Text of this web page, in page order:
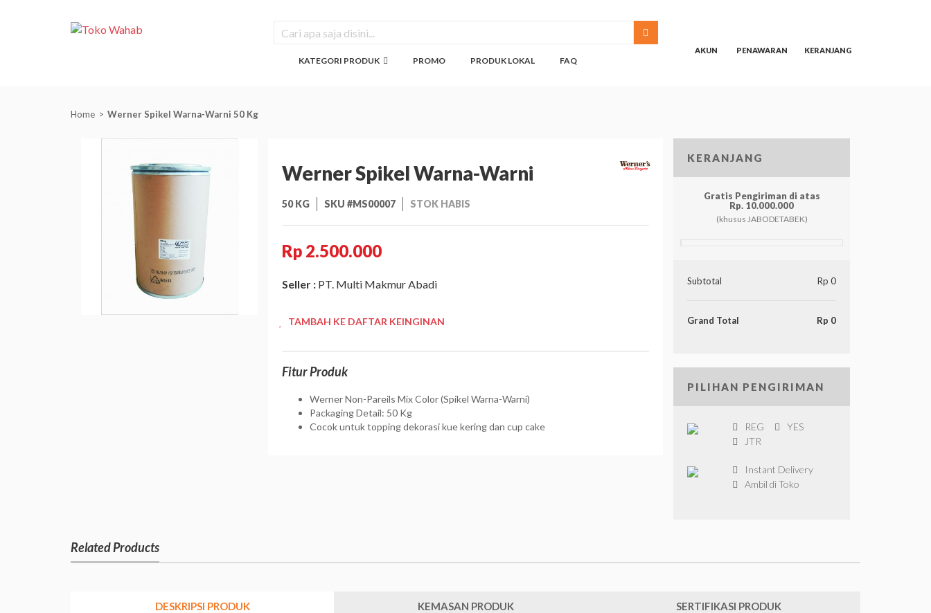
AKUN PENAWARAN KERANJANG
KATEGORI PRODUK PROMO PRODUK LOKAL FAQ
Home Werner Spikel Warna-Warni 50 Kg
Werner Spikel Warna-Warni
50 KG SKU #MS00007 STOK HABIS
Rp 2.500.000
Seller : PT. Multi Makmur Abadi
TAMBAH KE DAFTAR KEINGINAN
Fitur Produk
Werner Non-Pareils Mix Color (Spikel Warna-Warni)
Packaging Detail: 50 Kg
Cocok untuk topping dekorasi kue kering dan cup cake
KERANJANG
Gratis Pengiriman di atas
Rp. 10.000.000
(khusus JABODETABEK)
Grand Total Rp 0
Subtotal Rp 0
PILIHAN PENGIRIMAN
REG
YES
JTR
Instant Delivery
Ambil di Toko
Related Products
DESKRIPSI PRODUK KEMASAN PRODUK SERTIFIKASI PRODUK